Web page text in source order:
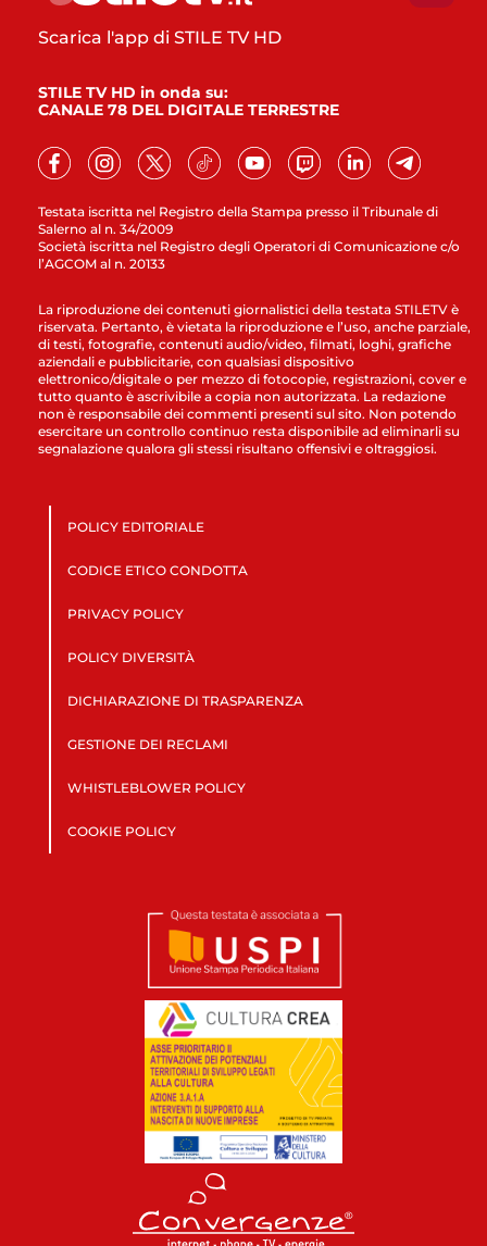
Testata iscritta nel Registro della Stampa presso il Tribunale di
Salerno al n. 34/2009
Società iscritta nel Registro degli Operatori di Comunicazione c/o
l’AGCOM al n. 20133
Scarica l'app di STILE TV HD
STILE TV HD in onda su:
CANALE 78 DEL DIGITALE TERRESTRE
La riproduzione dei contenuti giornalistici della testata STILETV è
riservata. Pertanto, è vietata la riproduzione e l’uso, anche parziale,
di testi, fotografie, contenuti audio/video, filmati, loghi, grafiche
aziendali e pubblicitarie, con qualsiasi dispositivo
elettronico/digitale o per mezzo di fotocopie, registrazioni, cover e
tutto quanto è ascrivibile a copia non autorizzata. La redazione
non è responsabile dei commenti presenti sul sito. Non potendo
esercitare un controllo continuo resta disponibile ad eliminarli su
segnalazione qualora gli stessi risultano offensivi e oltraggiosi.
POLICY EDITORIALE
CODICE ETICO CONDOTTA
PRIVACY POLICY
POLICY DIVERSITÀ
DICHIARAZIONE DI TRASPARENZA
GESTIONE DEI RECLAMI
WHISTLEBLOWER POLICY
COOKIE POLICY